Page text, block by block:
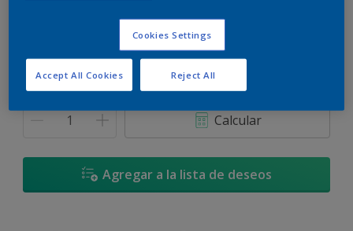
Cantidad Calculadora de pintura
Calcular
Agregar a la lista de deseos
Cookies Settings
Reject All
Accept All Cookies